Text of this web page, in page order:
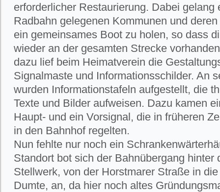
erforderlicher Restaurierung. Dabei gelang
Radbahn gelegenen Kommunen und
ein gemeinsames Boot zu holen, so dass
wieder an der gesamten Strecke
dazu lief beim Heimatverein die
Signalmaste und Informationsschilder. An
wurden Informationstafeln aufgestellt, die
Texte und Bilder aufweisen. Dazu kamen
Haupt- und ein Vorsignal, die in früheren
in den Bahnhof regelten.
Nun fehlte nur noch ein
Standort bot sich der Bahnübergang hinter
Stellwerk, von der Horstmarer Straße in
Dumte, an, da hier noch altes